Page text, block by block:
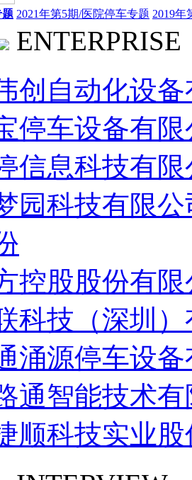
题 2021年第5期/医院停车专题 2019年
ENTERPRISE
创自动化设
停车设备有
信息科技有
园科技有限公
控股股份有限
科技（深圳
涌源停车设
通智能技术
顺科技实业